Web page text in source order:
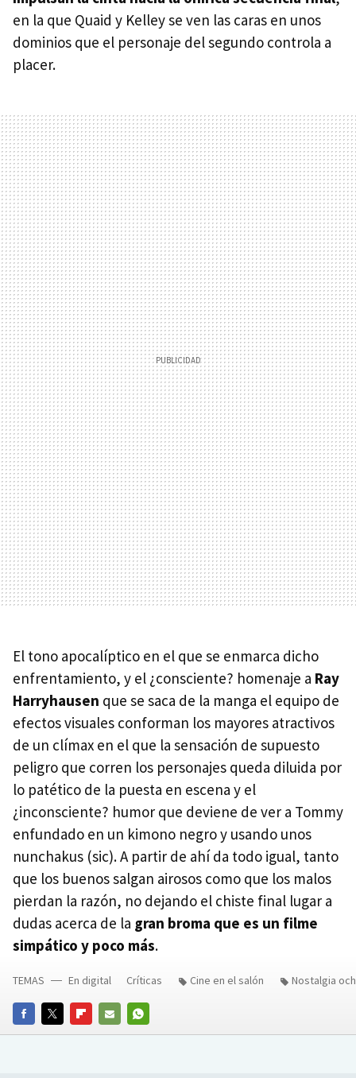
en la que Quaid y Kelley se ven las caras en unos
dominios que el personaje del segundo controla a
placer.
El tono apocalíptico en el que se enmarca dicho
enfrentamiento, y el ¿consciente? homenaje a Ray
Harryhausen que se saca de la manga el equipo de
efectos visuales conforman los mayores atractivos
de un clímax en el que la sensación de supuesto
peligro que corren los personajes queda diluida por
lo patético de la puesta en escena y el
¿inconsciente? humor que deviene de ver a Tommy
enfundado en un kimono negro y usando unos
nunchakus (sic). A partir de ahí da todo igual, tanto
que los buenos salgan airosos como que los malos
pierdan la razón, no dejando el chiste final lugar a
dudas acerca de la gran broma que es un filme
simpático y poco más.
FACEBOOKTWITTERFLIPBOARD
E-
WHATSAPP
TEMAS En digital Críticas Cine en el salón Nostalgia